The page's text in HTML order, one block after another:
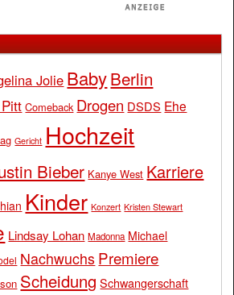
Jolie BabyBerlin
Comeback Drogen DSDS Ehe
Gericht Hochzeit
Bieber Kanye West Karriere
Kinder Konzert Kristen Stewart
Lindsay Lohan Madonna Michael
Nachwuchs Premiere
Scheidung Schwangerschaft